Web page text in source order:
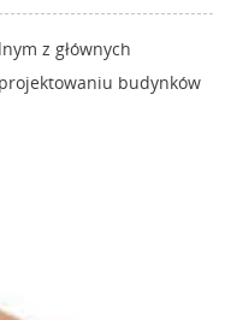
z głównych
budynków